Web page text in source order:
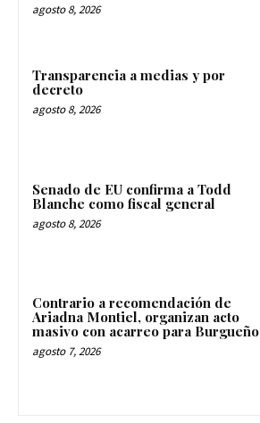
agosto 8, 2026
Transparencia a medias y por
decreto
agosto 8, 2026
Senado de EU confirma a Todd
Blanche como fiscal general
agosto 8, 2026
Contrario a recomendación de
Ariadna Montiel, organizan acto
masivo con acarreo para Burgueño
agosto 7, 2026